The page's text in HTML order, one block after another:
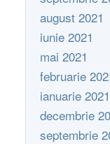
august 2021
iunie 2021
mai 2021
februarie
ianuarie 2021
decembrie
septembrie